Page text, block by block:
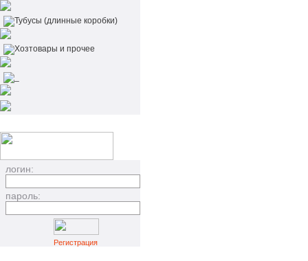
Тубусы (длинные коробки)
Хозтовары и прочее
логин:
пароль:
Регистрация